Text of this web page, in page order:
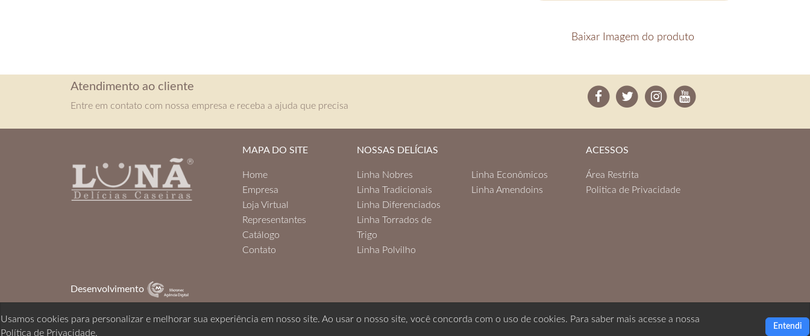
Baixar Imagem do produto
Atendimento ao cliente
Entre em contato com nossa empresa e receba a ajuda que precisa
MAPA DO SITE
Home
Empresa
Loja Virtual
Representantes
Catálogo
Contato
NOSSAS DELÍCIAS
Linha Nobres
Linha Tradicionais
Linha Diferenciados
Linha Torrados de
Trigo
Linha Polvilho
Linha Econômicos
Linha Amendoins
ACESSOS
Área Restrita
Politica de Privacidade
Desenvolvimento
Usamos cookies para personalizar e melhorar sua experiência em nosso site. Ao usar o nosso site, você concorda com o uso de cookies. Para saber mais acesse a nossa
Política de Privacidade.
Entendi